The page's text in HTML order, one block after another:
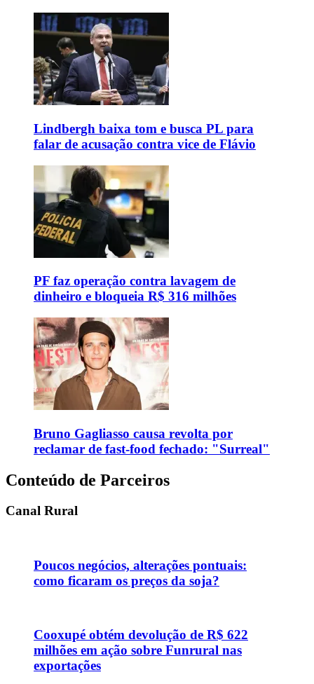
Lindbergh baixa tom e busca PL para
falar de acusação contra vice de Flávio
PF faz operação contra lavagem de
dinheiro e bloqueia R$ 316 milhões
Bruno Gagliasso causa revolta por
reclamar de fast-food fechado: "Surreal"
Conteúdo de Parceiros
Canal Rural
Poucos negócios, alterações pontuais:
como ficaram os preços da soja?
Cooxupé obtém devolução de R$ 622
milhões em ação sobre Funrural nas
exportações